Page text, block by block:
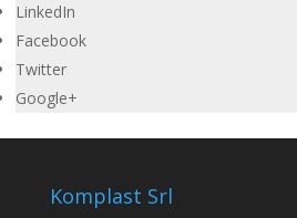
LinkedIn
Facebook
Twitter
Google+
Komplast Srl